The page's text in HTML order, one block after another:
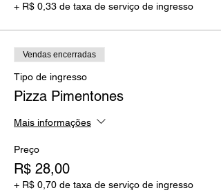
+ R$ 0,33 de taxa de serviço de ingresso
Vendas encerradas
Tipo de ingresso
Pizza Pimentones
Mais informações
Preço
R$ 28,00
+ R$ 0,70 de taxa de serviço de ingresso